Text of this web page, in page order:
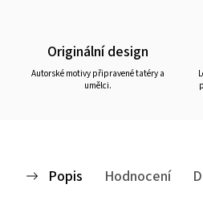
Originální design
Autorské motivy připravené tatéry a
umělci.
Popis Hodnocení